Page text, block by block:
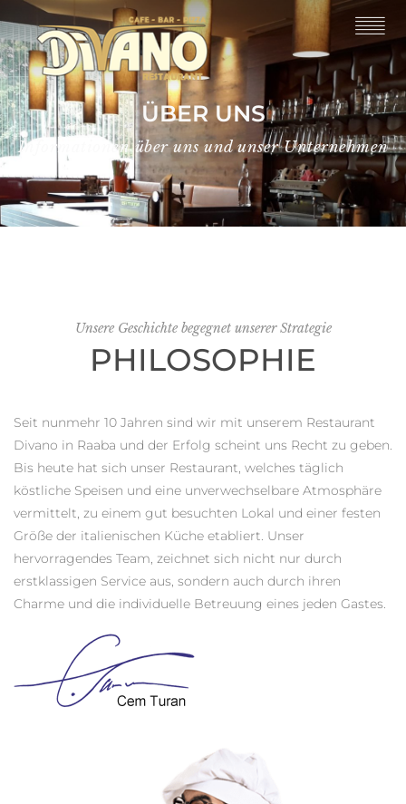
ÜBER UNS
Informationen über uns und unser Unternehmen
PHILOSOPHIE
Unsere Geschichte begegnet unserer Strategie
Seit nunmehr 10 Jahren sind wir mit unserem Restaurant
Divano in Raaba und der Erfolg scheint uns Recht zu geben.
Bis heute hat sich unser Restaurant, welches täglich
köstliche Speisen und eine unverwechselbare Atmosphäre
vermittelt, zu einem gut besuchten Lokal und einer festen
Größe der italienischen Küche etabliert. Unser
hervorragendes Team, zeichnet sich nicht nur durch
erstklassigen Service aus, sondern auch durch ihren
Charme und die individuelle Betreuung eines jeden Gastes.